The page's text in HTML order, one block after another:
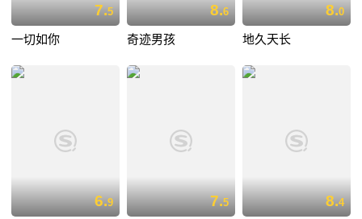
7.5
一切如你
8.6
奇迹男孩
8.0
地久天长
6.9 7.5 8.4